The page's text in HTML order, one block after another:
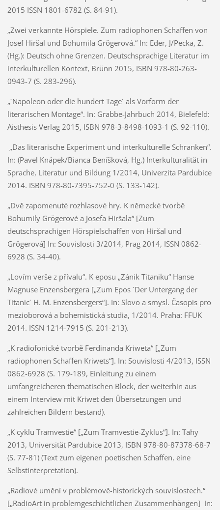
2015 ISSN 1801-6782 (S. 84-91).
„Zwei verkannte Hörspiele. Zum radiophonen Schaffen von
Josef Hiršal und Bohumila Grögerová.“ In: Eder, J/Pecka, Z.
(Hg.): Deutsch ohne Grenzen. Deutschsprachige Literatur im
interkulturellen Kontext, Brünn 2015, ISBN 978-80-263-
0943-7 (S. 283-296).
„´Napoleon oder die hundert Tage´ als Vorform der
literarischen Montage“. In: Grabbe-Jahrbuch 2014, Bielefeld:
Aisthesis Verlag 2015, ISBN 978-3-8498-1093-1 (S. 92-110).
„Das literarische Experiment und interkulturelle Schranken“.
In: (Pavel Knápek/Bianca Beníšková, Hg.) Interkulturalität in
Sprache, Literatur und Bildung 1/2014, Univerzita Pardubice
2014. ISBN 978-80-7395-752-0 (S. 133-142).
„Dvě zapomenuté rozhlasové hry. K německé tvorbě
Bohumily Grögerové a Josefa Hiršala“ [Zum
deutschsprachigen Hörspielschaffen von Hiršal und
Grögerová] In: Souvislosti 3/2014, Prag 2014, ISSN 0862-
6928 (S. 34-40).
„Lovím verše z přívalu“. K eposu „Zánik Titaniku“ Hanse
Magnuse Enzensbergera [„Zum Epos ´Der Untergang der
Titanic´ H. M. Enzensbergers“]. In: Slovo a smysl. Časopis pro
mezioborová a bohemistická studia, 1/2014. Praha: FFUK
2014. ISSN 1214-7915 (S. 201-213).
„K radiofonické tvorbě Ferdinanda Kriweta“ [„Zum
radiophonen Schaffen Kriwets“]. In: Souvislosti 4/2013, ISSN
0862-6928 (S. 179-189, Einleitung zu einem
umfangreicheren thematischen Block, der weiterhin aus
einem Interview mit Kriwet den Übersetzungen und
zahlreichen Bildern bestand).
„K cyklu Tramvestie“ [„Zum Tramvestie-Zyklus“]. In: Tahy
2013, Universität Pardubice 2013, ISBN 978-80-87378-68-7
(S. 77-81) (Text zum eigenen poetischen Schaffen, eine
Selbstinterpretation).
„Radiové umění v problémově-historických souvislostech.“
[„RadioArt in problemgeschichtlichen Zusammenhängen] In: